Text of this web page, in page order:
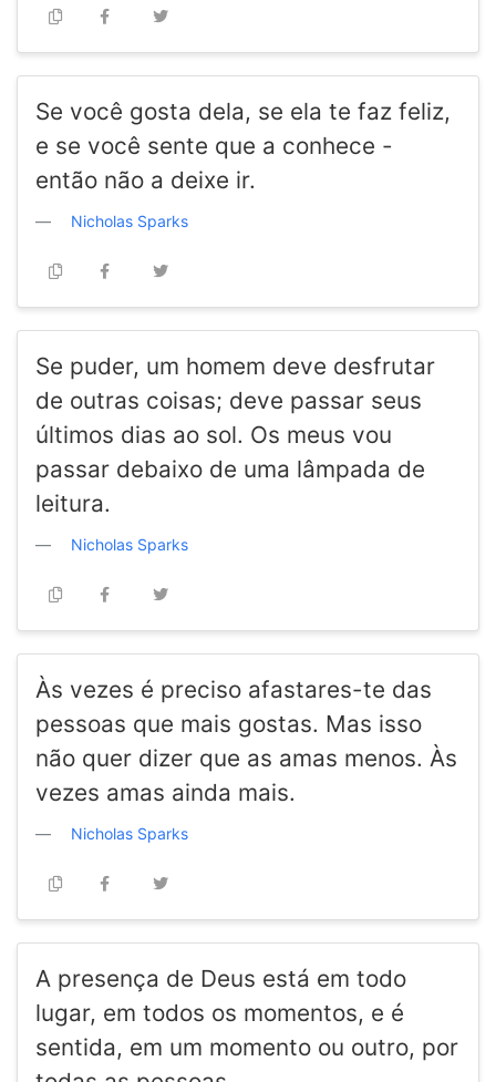
Se você gosta dela, se ela te faz feliz,
e se você sente que a conhece -
então não a deixe ir.
Nicholas Sparks
Se puder, um homem deve desfrutar
de outras coisas; deve passar seus
últimos dias ao sol. Os meus vou
passar debaixo de uma lâmpada de
leitura.
Nicholas Sparks
Às vezes é preciso afastares-te das
pessoas que mais gostas. Mas isso
não quer dizer que as amas menos. Às
vezes amas ainda mais.
Nicholas Sparks
A presença de Deus está em todo
lugar, em todos os momentos, e é
sentida, em um momento ou outro, por